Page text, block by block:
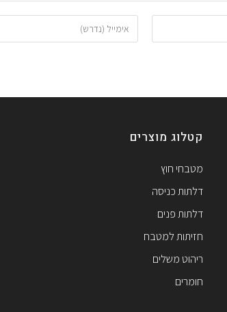
קטלוג מוצרים
מטבחי חוץ
דלתות כניסה
דלתות פנים
חזיתות למטבח
ריהוט משלים
חומרים